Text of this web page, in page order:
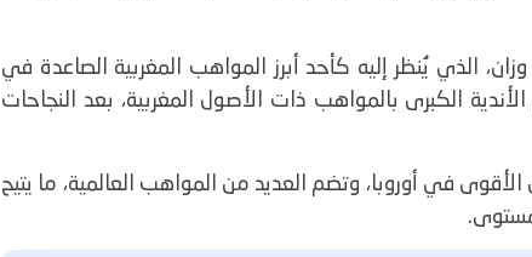
الذي يُنظر إليه كأحد أبرز المواهب المغربية الصاعدة في
الكبرى بالمواهب ذات الأصول المغربية، بعد النجاحات
الأقوى في أوروبا، وتضم العديد من المواهب العالمية، ما يتيح